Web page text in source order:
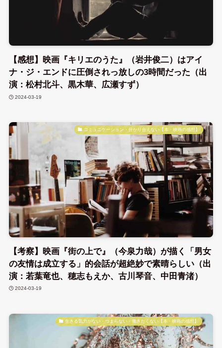
【感想】映画『キリエのうた』（岩井俊二）はアイ
ナ・ジ・エンドに圧倒されっ放しの3時間だった（出
演：松村北斗、黒木華、広瀬すず）
2024-03-19
コミュニケーション・分かり合えない【本・映画の感想】
【考察】映画『街の上で』（今泉力哉）が描く「男女
の友情は成立する」的会話が超絶妙で素晴らしい（出
演：若葉竜也、穂志もえか、古川琴音、中田青渚）
2024-03-19
生きる気力がない・つまらない・働きたくない【本・映画の感想】